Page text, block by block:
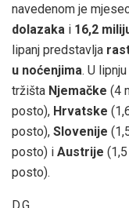
navedenom je
dolazaka i 16,2
lipanj predstavlja
u noćenjima. U
tržišta Njemačke (4
posto), Hrvatske
posto), Slovenije
posto) i Austrije
posto).
D.G.